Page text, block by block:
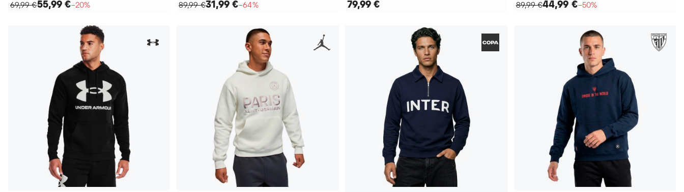
69,99 €55,99 €−20%
89,99 €31,99 €−64% 79,99 €
89,99 €44,99 €−50%